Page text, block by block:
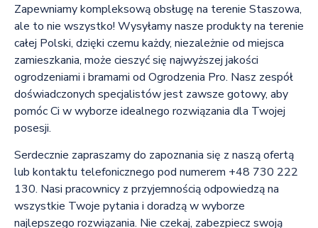
Zapewniamy kompleksową obsługę na terenie Staszowa,
ale to nie wszystko! Wysyłamy nasze produkty na terenie
całej Polski, dzięki czemu każdy, niezależnie od miejsca
zamieszkania, może cieszyć się najwyższej jakości
ogrodzeniami i bramami od Ogrodzenia Pro. Nasz zespół
doświadczonych specjalistów jest zawsze gotowy, aby
pomóc Ci w wyborze idealnego rozwiązania dla Twojej
posesji.
Serdecznie zapraszamy do zapoznania się z naszą ofertą
lub kontaktu telefonicznego pod numerem +48 730 222
130. Nasi pracownicy z przyjemnością odpowiedzą na
wszystkie Twoje pytania i doradzą w wyborze
najlepszego rozwiązania. Nie czekaj, zabezpiecz swoją